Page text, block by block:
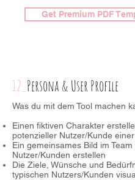
Get Premium PDF
12_ Persona & User Profile
Was du mit dem Tool machen
Einen fiktiven Charakter
potenzieller Nutzer/Kunde
Ein gemeinsames Bild im
Nutzer/Kunden erstellen
Die Ziele, Wünsche und
typischen Nutzers/Kunden